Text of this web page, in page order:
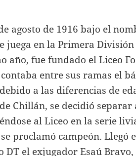
agosto de 1916 bajo el
juega en la Primera División
año, fue fundado el Liceo
entre sus ramas el
a las diferencias de
Chillán, se decidió separar
al Liceo en la serie
proclamó campeón. Llegó
DT el exjugador Esaú